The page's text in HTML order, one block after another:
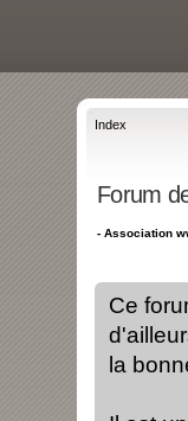
Index
Forum
- Association
Ce
la